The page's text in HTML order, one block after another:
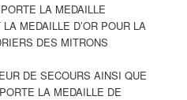
LA MEDAILLE
MEDAILLE D’OR POUR LA
DES MITRONS
DE SECOURS AINSI QUE
LA MEDAILLE DE